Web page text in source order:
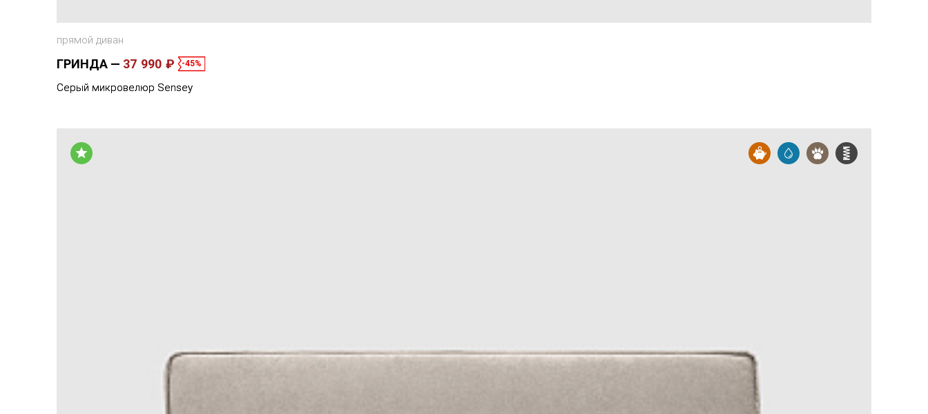
прямой диван
ГРИНДА 37 990 ₽ -45%
Серый микровелюр Sensey